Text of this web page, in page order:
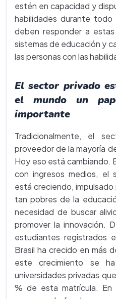
estén en capacidad y
habilidades durante
deben responder a
sistemas de educación y
las personas con las
El sector privado
el mundo un
importante
Tradicionalmente, el
proveedor de la mayoría
Hoy eso está cambiando.
con ingresos medios, el
está creciendo,
tan pobres de la
necesidad de buscar
promover la innovación.
estudiantes registrados
Brasil ha crecido en más
este crecimiento se
universidades privadas
% de esta matrícula. En